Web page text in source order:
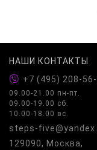
НАШИ КОНТАКТЫ
+7 (495) 208-56-
09.00-21.00 пн-пт.
09.00-19.00 сб.
10.00-18.00 вс.
steps-
129090, Москва,